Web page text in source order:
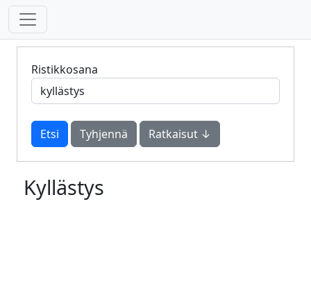
Ristikkosana
Tyhjennä Ratkaisut ↓
Kyllästys